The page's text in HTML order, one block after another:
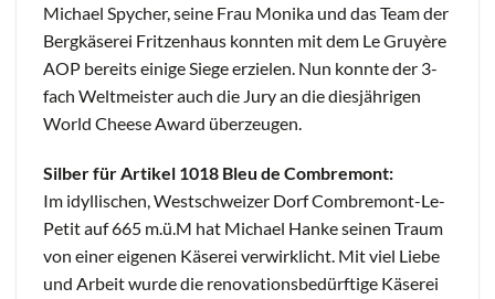
Michael Spycher, seine Frau Monika und das Team der
Bergkäserei Fritzenhaus konnten mit dem Le Gruyère
AOP bereits einige Siege erzielen. Nun konnte der 3-
fach Weltmeister auch die Jury an die diesjährigen
World Cheese Award überzeugen.
Silber für Artikel 1018 Bleu de Combremont:
Im idyllischen, Westschweizer Dorf Combremont-Le-
Petit auf 665 m.ü.M hat Michael Hanke seinen Traum
von einer eigenen Käserei verwirklicht. Mit viel Liebe
und Arbeit wurde die renovationsbedürftige Käserei